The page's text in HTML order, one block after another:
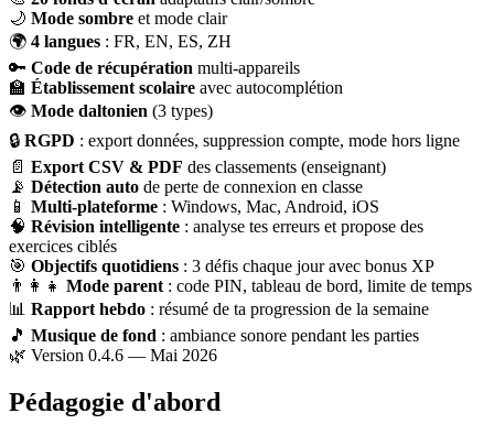
🌙 Mode sombre et mode clair
🌍 4 langues : FR, EN, ES, ZH
🔑 Code de récupération multi-appareils
🏫 Établissement scolaire avec autocomplétion
👁 Mode daltonien (3 types)
🔒 RGPD : export données, suppression compte, mode hors ligne
📄 Export CSV & PDF des classements (enseignant)
📡 Détection auto de perte de connexion en classe
📱 Multi-plateforme : Windows, Mac, Android, iOS
🧠 Révision intelligente : analyse tes erreurs et propose des
exercices ciblés
🎯 Objectifs quotidiens : 3 défis chaque jour avec bonus XP
👨‍👩‍👧 Mode parent : code PIN, tableau de bord, limite de temps
📊 Rapport hebdo : résumé de ta progression de la semaine
🎵 Musique de fond : ambiance sonore pendant les parties
🌿 Version 0.4.6 — Mai 2026
Pédagogie d'abord